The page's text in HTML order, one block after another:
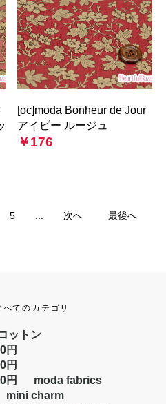
[oc]moda Bonheur de Jour
アイビー ルージュ
￥176
5 ... 次へ 最後へ
べてのカテゴリ
ットン
円
円
円
moda fabrics
mini charm